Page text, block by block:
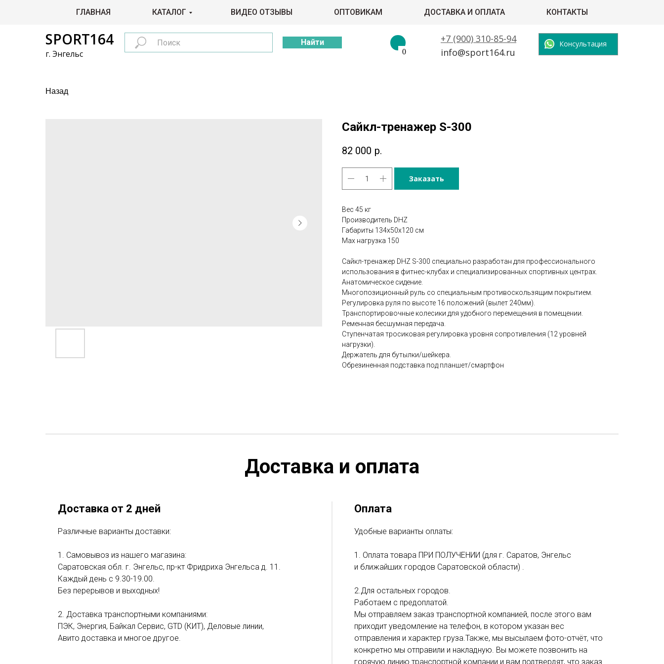
+7 (900) 310-85-94
SPORT164 Консультация
Найти
0 info@sport164.ru
г. Энгельс
Назад
ГЛАВНАЯ КАТАЛОГ ВИДЕО ОТЗЫВЫ ОПТОВИКАМ ДОСТАВКА И ОПЛАТА КОНТАКТЫ
Сайкл-тренажер S-300
82 000 р.
Заказать
Вес 45 кг
Производитель DHZ
Габариты 134х50х120 см
Max нагрузка 150
Сайкл-тренажер DHZ S-300 специально разработан для профессионального
использования в фитнес-клубах и специализированных спортивных центрах.
Анатомическое сидение.
Многопозиционный руль со специальным противоскользящим покрытием.
Регулировка руля по высоте 16 положений (вылет 240мм).
Транспортировочные колесики для удобного перемещения в помещении.
Ременная бесшумная передача.
Ступенчатая тросиковая регулировка уровня сопротивления (12 уровней
нагрузки).
Держатель для бутылки/шейкера.
Обрезиненная подставка под планшет/смартфон
Доставка и оплата
Доставка от 2 дней
Различные варианты доставки:
1. Самовывоз из нашего магазина:
Саратовская обл. г. Энгельс, пр-кт Фридриха Энгельса д. 11.
Каждый день с 9.30-19.00.
Без перерывов и выходных!
2. Доставка транспортными компаниями:
ПЭК, Энергия, Байкал Сервис, GTD (КИТ), Деловые линии,
Авито доставка и многое другое.
Оплата
Удобные варианты оплаты:
1. Оплата товара ПРИ ПОЛУЧЕНИИ (для г. Саратов, Энгельс
и ближайших городов Саратовской области) .
2.Для остальных городов.
Работаем с предоплатой.
Мы отправляем заказ транспортной компанией, после этого вам
приходит уведомление на телефон, в котором указан вес
отправления и характер груза.Также, мы высылаем фото-отчёт, что
конкретно мы отправили и накладную. Вы можете позвонить на
горячую линию транспортной компании и вам подтвердят, что заказ